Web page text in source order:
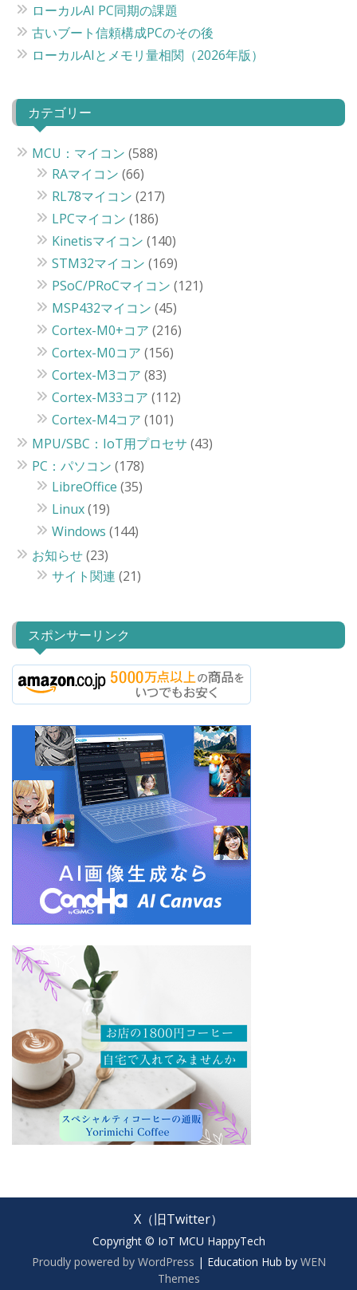
ローカルAI PC同期の課題
古いブート信頼構成PCのその後
ローカルAIとメモリ量相関（2026年版）
カテゴリー
MCU：マイコン (588)
RAマイコン (66)
RL78マイコン (217)
LPCマイコン (186)
Kinetisマイコン (140)
STM32マイコン (169)
PSoC/PRoCマイコン (121)
MSP432マイコン (45)
Cortex-M0+コア (216)
Cortex-M0コア (156)
Cortex-M3コア (83)
Cortex-M33コア (112)
Cortex-M4コア (101)
MPU/SBC：IoT用プロセサ (43)
PC：パソコン (178)
LibreOffice (35)
Linux(19)
Windows (144)
お知らせ(23)
サイト関連 (21)
スポンサーリンク
X（旧Twitter）
Copyright © IoT MCU HappyTech
Proudly powered by WordPress | Education Hub by WEN
Themes